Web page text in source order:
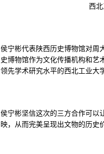
西
侯宁彬代表陕西历史博物馆对周
史博物馆作为文化传播机构和艺
领先学术研究水平的西北工业大
侯宁彬坚信这次的三方合作可以
映，从而完美呈现出文物的历史